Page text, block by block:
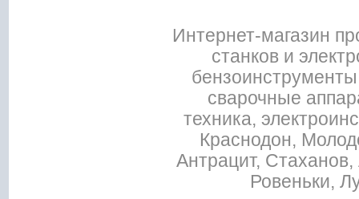
Интернет-магазин
станков и
сварочные
техника,
Краснодон,
Антрацит,
Ровеньки,